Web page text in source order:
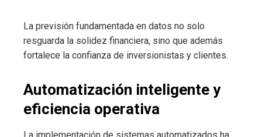
La previsión fundamentada en datos no solo
resguarda la solidez financiera, sino que además
fortalece la confianza de inversionistas y clientes.
Automatización inteligente y
eficiencia operativa